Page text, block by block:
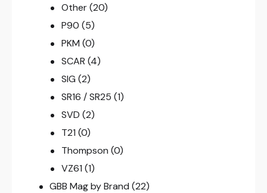
Other (20)
P90 (5)
PKM (0)
SCAR (4)
SIG (2)
SR16 / SR25 (1)
SVD (2)
T21 (0)
Thompson (0)
VZ61 (1)
GBB Mag by Brand (22)